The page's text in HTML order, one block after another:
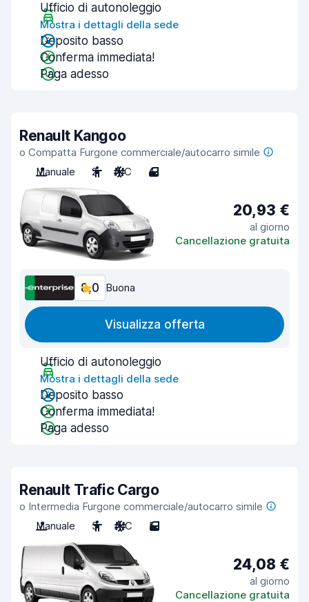
Ufficio di autonoleggio
Mostra i dettagli della sede
Deposito basso
Conferma immediata!
Paga adesso
Renault Kangoo
o Compatta Furgone commerciale/autocarro simile
Manuale
2 A/C 4
20,93 €
al giorno
Cancellazione gratuita
8,0 Buona
Visualizza offerta
Ufficio di autonoleggio
Mostra i dettagli della sede
Deposito basso
Conferma immediata!
Paga adesso
Renault Trafic Cargo
o Intermedia Furgone commerciale/autocarro simile
Manuale
3 A/C 5
24,08 €
al giorno
Cancellazione gratuita